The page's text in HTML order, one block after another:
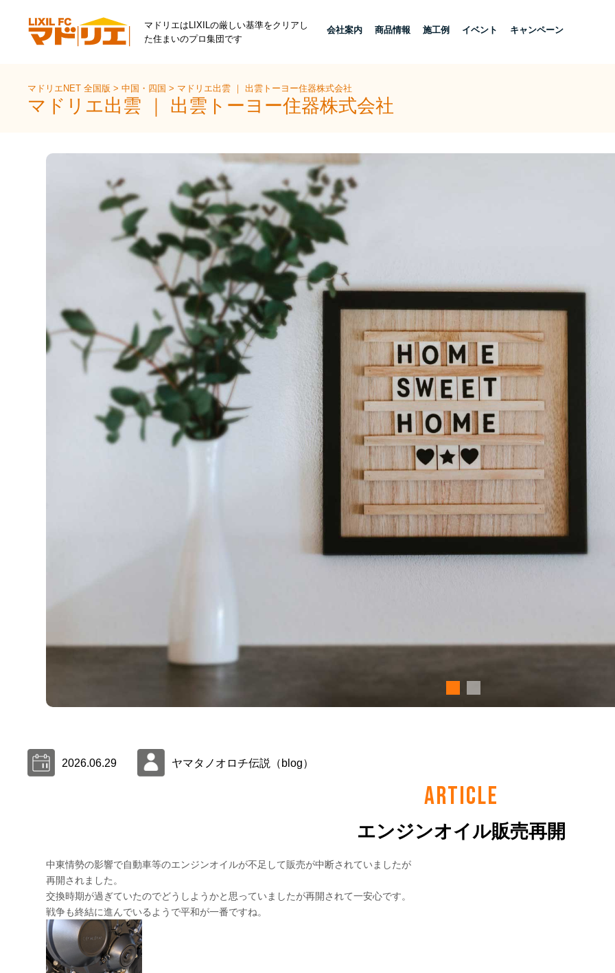
マドリエはLIXILの厳しい基準をクリアし
た住まいのプロ集団です
会社案内 商品情報 施工例 イベント キャンペーン
マドリエNET 全国版>中国・四国> マドリエ出雲 ｜ 出雲トーヨー住器株式会社
マドリエ出雲 ｜ 出雲トーヨー住器株式会社
2026.06.29 ヤマタノオロチ伝説（blog）
ARTICLE
エンジンオイル販売再開